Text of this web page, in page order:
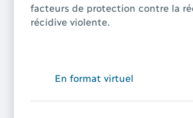
facteurs de protection contre la
récidive violente.
En format virtuel